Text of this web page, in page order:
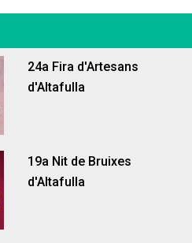
amb Alcaldia
24a Fira d'Artesans
d'Altafulla
19a Nit de Bruixes
d'Altafulla